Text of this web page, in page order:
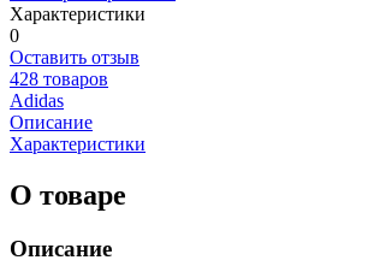
Характеристики
0
Оставить отзыв
428 товаров
Adidas
Описание
Характеристики
О товаре
Описание